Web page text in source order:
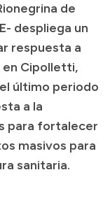
de
despliega un
respuesta a
Cipolletti,
último periodo
a la
para fortalecer
masivos para
sanitaria.